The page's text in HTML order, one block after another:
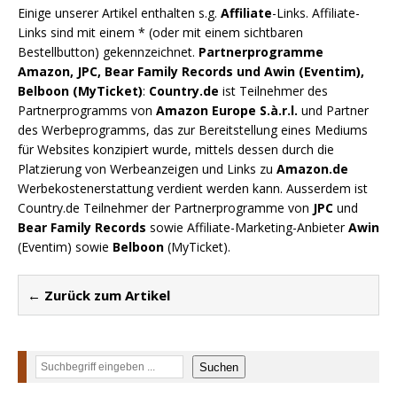
Einige unserer Artikel enthalten s.g. Affiliate-Links. Affiliate-
Links sind mit einem * (oder mit einem sichtbaren
Bestellbutton) gekennzeichnet. Partnerprogramme
Amazon, JPC, Bear Family Records und Awin (Eventim),
Belboon (MyTicket): Country.de ist Teilnehmer des
Partnerprogramms von Amazon Europe S.à.r.l. und Partner
des Werbeprogramms, das zur Bereitstellung eines Mediums
für Websites konzipiert wurde, mittels dessen durch die
Platzierung von Werbeanzeigen und Links zu Amazon.de
Werbekostenerstattung verdient werden kann. Ausserdem ist
Country.de Teilnehmer der Partnerprogramme von JPC und
Bear Family Records sowie Affiliate-Marketing-AnbieterAwin
(Eventim) sowie Belboon (MyTicket).
← Zurück zum Artikel
Suchen Suchen